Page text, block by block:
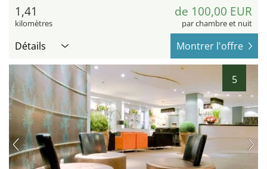
1,41
kilomètres
de 100,00 EUR
par chambre et nuit
Détails Montrer l'offre
5